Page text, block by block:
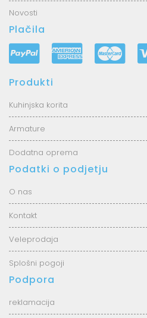
Novosti
Plačila
Produkti
Kuhinjska korita
Armature
Dodatna oprema
Podatki o podjetju
O nas
Kontakt
Veleprodaja
Splošni pogoji
Podpora
reklamacija